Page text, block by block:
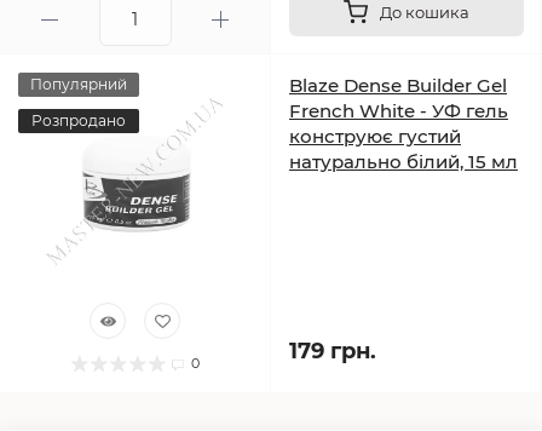
До кошика
Популярний
Розпродано
0
Blaze Dense Builder Gel
French White - УФ гель
конструює густий
натурально білий, 15 мл
179 грн.